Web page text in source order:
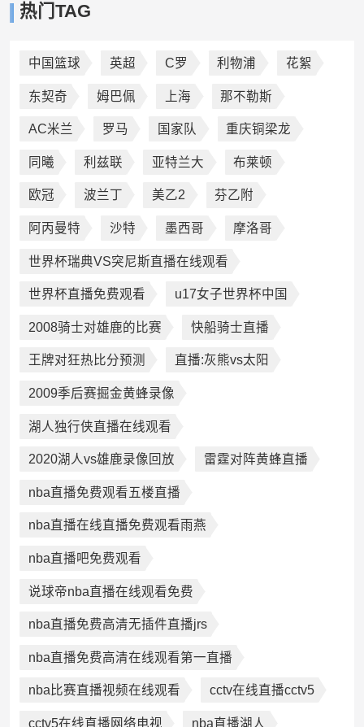
热门TAG
中国篮球 英超 C罗 利物浦 花絮
东契奇 姆巴佩 上海 那不勒斯
AC米兰 罗马 国家队 重庆铜梁龙
同曦 利兹联 亚特兰大 布莱顿
欧冠 波兰丁 美乙2 芬乙附
阿丙曼特 沙特 墨西哥 摩洛哥
世界杯瑞典VS突尼斯直播在线观看
世界杯直播免费观看 u17女子世界杯中国
2008骑士对雄鹿的比赛 快船骑士直播
王牌对狂热比分预测 直播:灰熊vs太阳
2009季后赛掘金黄蜂录像
湖人独行侠直播在线观看
2020湖人vs雄鹿录像回放 雷霆对阵黄蜂直播
nba直播免费观看五楼直播
nba直播在线直播免费观看雨燕
nba直播吧免费观看
说球帝nba直播在线观看免费
nba直播免费高清无插件直播jrs
nba直播免费高清在线观看第一直播
nba比赛直播视频在线观看 cctv在线直播cctv5
cctv5在线直播网络电视 nba直播湖人